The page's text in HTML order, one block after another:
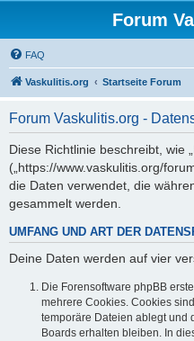
Forum
FAQ
Vaskulitis.org Startseite Forum
Forum Vaskulitis.org -
Diese Richtlinie beschreibt, wie
(„https://www.vaskulitis.org/
die Daten verwendet, die
gesammelt werden.
UMFANG UND ART DER
Deine Daten werden auf vier
Die Forensoftware phpBB
mehrere Cookies. Cookies
temporäre Dateien ablegt und
Boards erhalten bleiben. In